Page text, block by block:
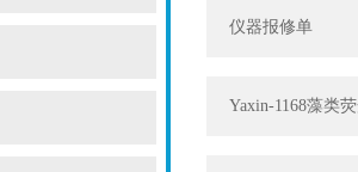
仪器报修单
Yaxin-1168藻类